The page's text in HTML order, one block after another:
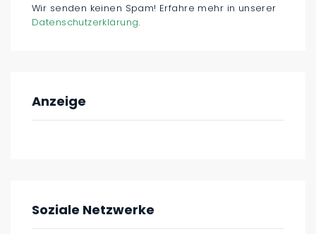
Wir senden keinen Spam! Erfahre mehr in unserer
Datenschutzerklärung.
Anzeige
Soziale Netzwerke